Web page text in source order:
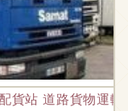
貨站 道路貨物運輸